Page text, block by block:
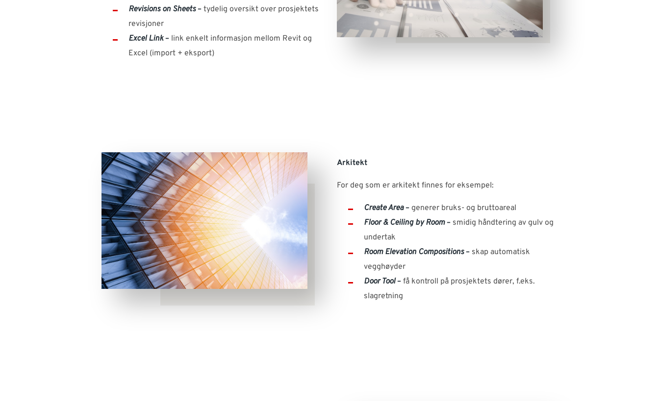
Revisions on Sheets– tydelig oversikt over prosjektets
revisjoner
Excel Link– link enkelt informasjon mellom Revit og
Excel (import + eksport)
Arkitekt
For deg som er arkitekt finnes for eksempel:
Create Area– generer bruks- og bruttoareal
Floor & Ceiling by Room– smidig håndtering av gulv og
undertak
Room Elevation Compositions– skap automatisk
vegghøyder
Door Tool– få kontroll på prosjektets dører, f.eks.
slagretning